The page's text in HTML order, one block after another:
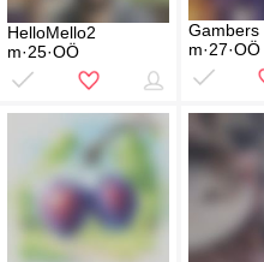
HelloMello2
m·25·OÖ
Gambers
m·27·OÖ